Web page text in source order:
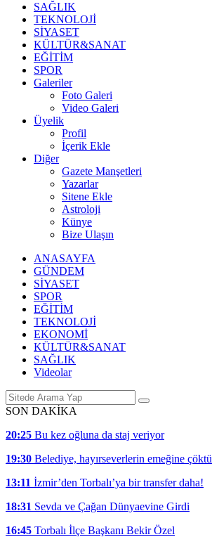
SAĞLIK
TEKNOLOJİ
SİYASET
KÜLTÜR&SANAT
EĞİTİM
SPOR
Galeriler
Foto Galeri
Video Galeri
Üyelik
Profil
İçerik Ekle
Diğer
Gazete Manşetleri
Yazarlar
Sitene Ekle
Astroloji
Künye
Bize Ulaşın
ANASAYFA
GÜNDEM
SİYASET
SPOR
EĞİTİM
TEKNOLOJİ
EKONOMİ
KÜLTÜR&SANAT
SAĞLIK
Videolar
SON DAKİKA
20:25 Bu kez oğluna da staj veriyor
19:30 Belediye, hayırseverlerin emeğine çöktü
13:11 İzmir’den Torbalı’ya bir transfer daha!
18:31 Sevda ve Çağan Dünyaevine Girdi
16:45 Torbalı İlçe Başkanı Bekir Özel